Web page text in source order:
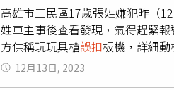
性，讓智慧交通服務不再受限於
高雄市三民區17歲張姓嫌犯昨（
姓車主事後查看發現，氣得趕緊
方供稱玩玩具槍誤扣板機，詳細
同逢二路附近閒晃，張嫌卻突然
沒事，轉身瀟灑離去。事後潘男
12月13日, 2023